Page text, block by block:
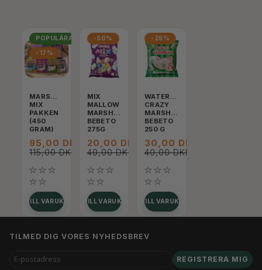
POPULÄRA
-17%
MARSMALLOW
MIX
PAKKEN
(450
GRAM)
95,00 DKK
115,00 DKK
LÄGG TILL VARUKORGEN
-50%
MIX
MALLOW
MARSHMALLOW
BEBETO
275G
20,00 DKK
40,00 DKK
LÄGG TILL VARUKORGEN
-25%
WATERMELON,
CRAZY
MARSHMALLOW,
BEBETO
250 G
30,00 DKK
40,00 DKK
LÄGG TILL VARUKORGEN
TILMED DIG VORES NYHEDSBREV
E-
POSTADRESS
REGISTRERA MIG